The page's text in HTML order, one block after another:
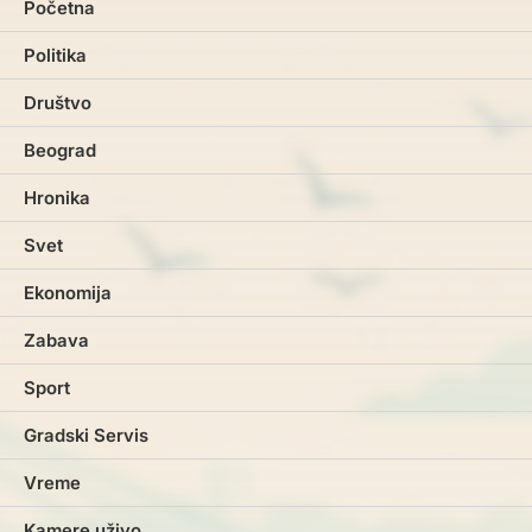
Početna
Politika
Društvo
Beograd
Hronika
Svet
Ekonomija
Zabava
Sport
Gradski Servis
Vreme